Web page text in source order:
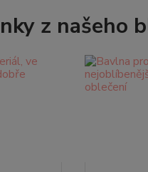
z našeho